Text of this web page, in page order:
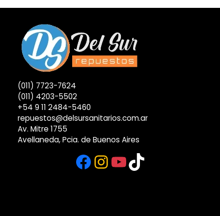
(011) 7723-7624
(011) 4203-5502
+54 9 11 2484-5460
repuestos@delsursanitarios.com.ar
Av. Mitre 1755
Avellaneda, Pcia. de Buenos Aires
Facebook
Instagram
YouTube
TikTok